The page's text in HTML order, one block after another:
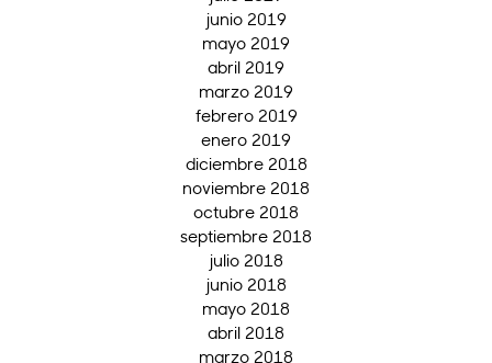
junio 2019
mayo 2019
abril 2019
marzo 2019
febrero 2019
enero 2019
diciembre 2018
noviembre 2018
octubre 2018
septiembre 2018
julio 2018
junio 2018
mayo 2018
abril 2018
marzo 2018